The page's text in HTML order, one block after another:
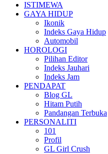
ISTIMEWA
GAYA HIDUP
Ikonik
Indeks Gaya Hidup
Automobil
HOROLOGI
Pilihan Editor
Indeks Jauhari
Indeks Jam
PENDAPAT
Blog GL
Hitam Putih
Pandangan Terbuka
PERSONALITI
101
Profil
GL Girl Crush